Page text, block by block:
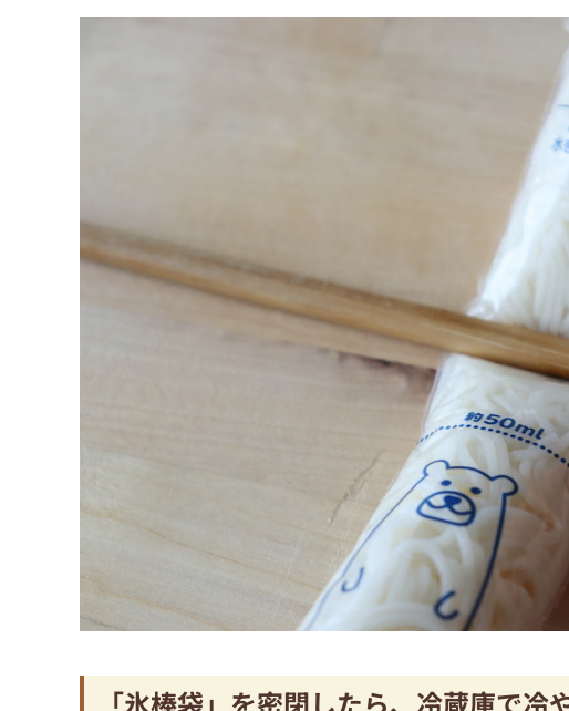
「氷棒袋」を密閉したら、冷蔵庫で冷